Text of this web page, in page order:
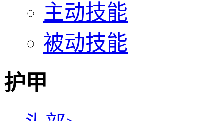
主动技能
被动技能
护甲